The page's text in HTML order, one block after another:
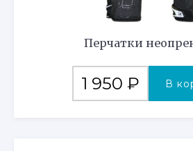
Перчатки
1 950 ₽ В